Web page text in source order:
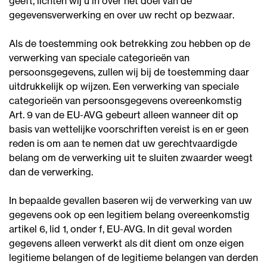
gegevensverwerking en over uw recht op bezwaar.
Als de toestemming ook betrekking zou hebben op de
verwerking van speciale categorieën van
persoonsgegevens, zullen wij bij de toestemming daar
uitdrukkelijk op wijzen. Een verwerking van speciale
categorieën van persoonsgegevens overeenkomstig
Art. 9 van de EU-AVG gebeurt alleen wanneer dit op
basis van wettelijke voorschriften vereist is en er geen
reden is om aan te nemen dat uw gerechtvaardigde
belang om de verwerking uit te sluiten zwaarder weegt
dan de verwerking.
In bepaalde gevallen baseren wij de verwerking van uw
gegevens ook op een legitiem belang overeenkomstig
artikel 6, lid 1, onder f, EU-AVG. In dit geval worden
gegevens alleen verwerkt als dit dient om onze eigen
legitieme belangen of de legitieme belangen van derden